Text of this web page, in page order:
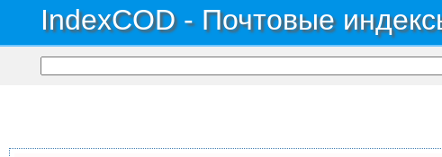
IndexCOD - Почтовые